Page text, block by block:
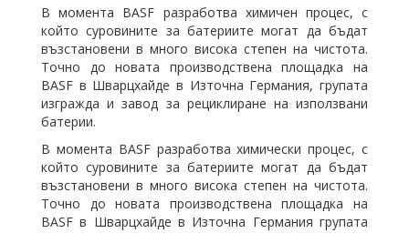
В момента BASF разработва химичен процес, с
който суровините за батериите могат да бъдат
възстановени в много висока степен на чистота.
Точно до новата производствена площадка на
BASF в Шварцхайде в Източна Германия, групата
изгражда и завод за рециклиране на използвани
батерии.
В момента BASF разработва химически процес, с
който суровините за батериите могат да бъдат
възстановени в много висока степен на чистота.
Точно до новата производствена площадка на
BASF в Шварцхайде в Източна Германия групата